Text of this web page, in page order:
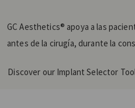
GC Aesthetics® apoya a las
antes de la cirugía, durante la
Discover our Implant Selector Tool